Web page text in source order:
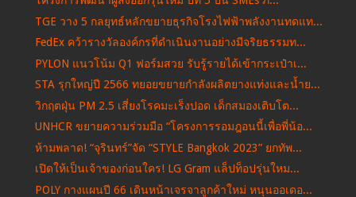
TGE วาง 5 กลยุทธ์หลักขยายธุรกิจโรงไฟฟ้าพลังงานทดแท...
FedEx คว้ารางวัลองค์กรที่ดำเนินงานอย่างมีจริยธรรมท...
PYLON แนวโน้ม Q1 ฟอร์มสวย รับรู้รายได้เข้ากระเป๋าเ...
STA รุกใหญ่ปี 2566 ทยอยขยายกำลังผลิตยางแท่งและน้ำย...
วิกฤตฝุ่น PM 2.5 เสี่ยงโรคมะเร็งปอด เด็กสมองเติบโต...
UNHCR ขยายความร่วมมือ “โครงการรอมฎอนนี้เพื่อพี่น้อ...
ห้ามพลาด! “จุรินทร์”จัด “STYLE Bangkok 2023” ยกทัพ...
เปิดให้เป็นเจ้าของก่อนใคร! LG Gram แล็ปท็อปรุ่นใหม...
POLY กางแผนปี 66 เดินหน้าเจรจาลูกค้าใหม่ หนุนออเดอ...